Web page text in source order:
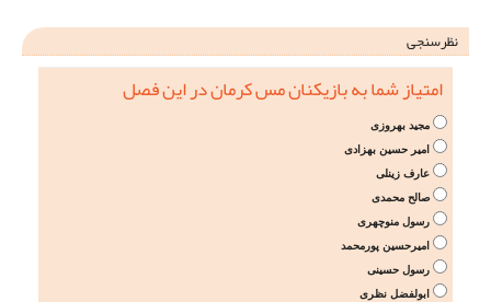
نظرسنجی
امتیاز شما به بازیکنان مس کرمان در این فصل
مجید بهروزی
امیر حسین بهزادی
عارف زینلی
صالح محمدی
رسول منوچهری
امیرحسین پورمحمد
رسول حسینی
ابولفضل نظری